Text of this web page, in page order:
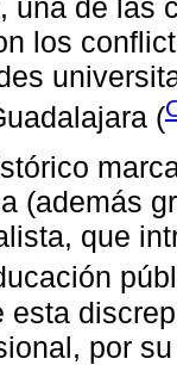
una de las
los
(
(además
que
esta
por